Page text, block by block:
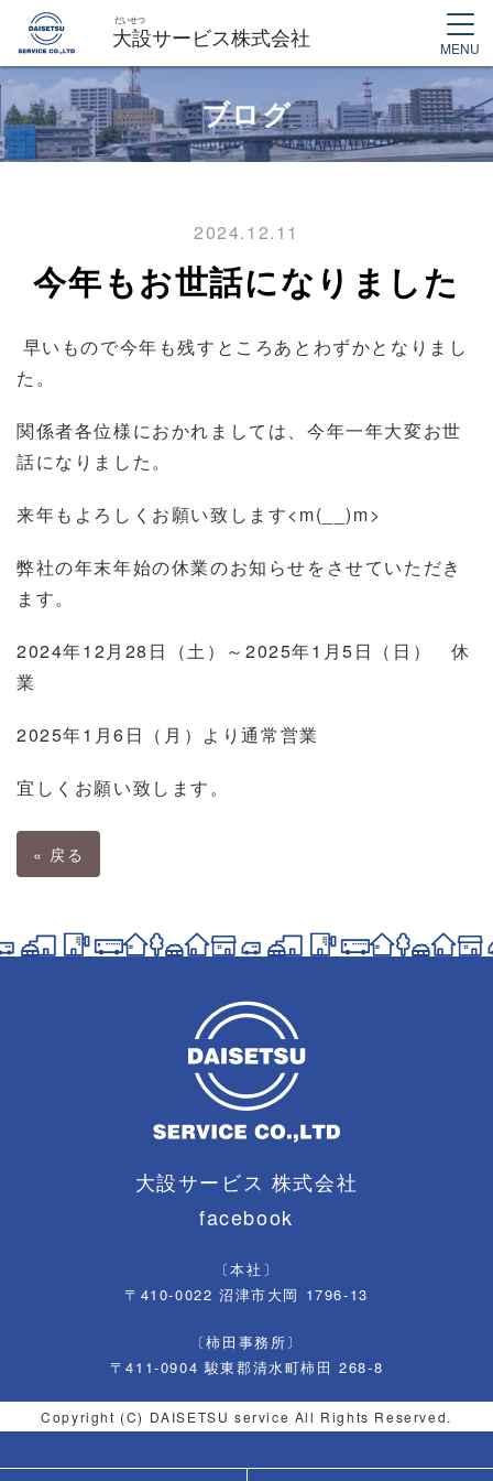
MENU
ブログ
2024.12.11
今年もお世話になりました
早いもので今年も残すところあとわずかとなりまし
た。
関係者各位様におかれましては、今年一年大変お世
話になりました。
来年もよろしくお願い致します<m(__)m>
弊社の年末年始の休業のお知らせをさせていただき
ます。
2024年12月28日（土）～2025年1月5日（日） 休
業
2025年1月6日（月）より通常営業
宜しくお願い致します。
« 戻る
大設サービス 株式会社
facebook
〔本社〕
〒410-0022 沼津市大岡 1796-13
〔柿田事務所〕
〒411-0904 駿東郡清水町柿田 268-8
Copyright (C) DAISETSU service All Rights Reserved.